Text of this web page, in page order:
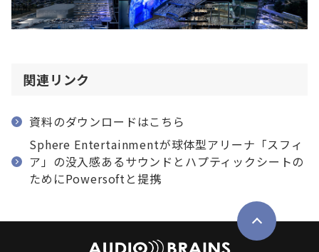
関連リンク
資料のダウンロードはこちら
Sphere Entertainmentが球体型アリーナ「スフィ
ア」の没入感あるサウンドとハプティックシートの
ためにPowersoftと提携